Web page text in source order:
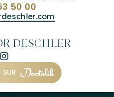
50 00
DESCHLER
SUR